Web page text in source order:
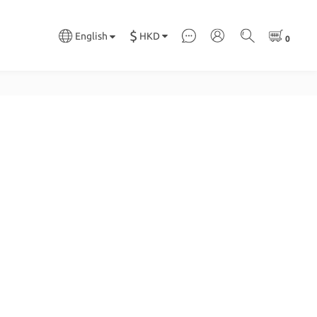
English $ HKD